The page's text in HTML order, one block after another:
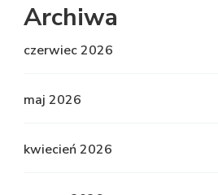
Archiwa
czerwiec 2026
maj 2026
kwiecień 2026